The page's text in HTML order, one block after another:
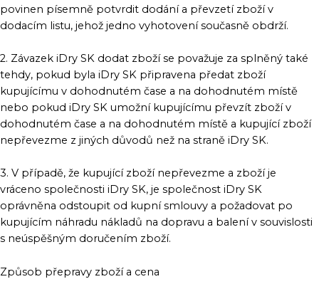
povinen písemně potvrdit dodání a převzetí zboží v
dodacím listu, jehož jedno vyhotovení současně obdrží.
2. Závazek iDry SK dodat zboží se považuje za splněný také
tehdy, pokud byla iDry SK připravena předat zboží
kupujícímu v dohodnutém čase a na dohodnutém místě
nebo pokud iDry SK umožní kupujícímu převzít zboží v
dohodnutém čase a na dohodnutém místě a kupující zboží
nepřevezme z jiných důvodů než na straně iDry SK.
3. V případě, že kupující zboží nepřevezme a zboží je
vráceno společnosti iDry SK, je společnost iDry SK
oprávněna odstoupit od kupní smlouvy a požadovat po
kupujícím náhradu nákladů na dopravu a balení v souvislosti
s neúspěšným doručením zboží.
Způsob přepravy zboží a cena